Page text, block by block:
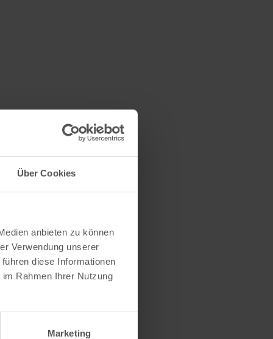
Über Cookies
anbieten zu können
Verwendung unserer
diese Informationen
Rahmen Ihrer Nutzung
Marketing